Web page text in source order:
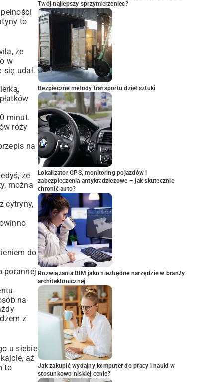
to
że
w
udał.
minut.
róży
na
że
można
cytryny,
do
porannej
na
z
u siebie
aż
to
Twój najlepszy sprzymierzeniec?
Bezpieczne metody transportu dzieł sztuki
Lokalizator GPS, monitoring pojazdów i
zabezpieczenia antykradzieżowe – jak skutecznie
chronić auto?
Rozwiązania BIM jako niezbędne narzędzie w branży
architektonicznej
Jak zakupić wydajny komputer do pracy i nauki w
stosunkowo niskiej cenie?